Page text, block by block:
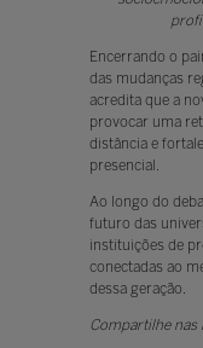
Encerrando o
das mudanças
acredita que a
provocar uma
distância e
presencial.
Ao longo do
futuro das
instituições de
conectadas ao
dessa geração.
Compartilhe nas